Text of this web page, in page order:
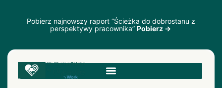
Pobierz najnowszy raport “Ścieżka do dobrostanu z
perspektywy pracownika” Pobierz →